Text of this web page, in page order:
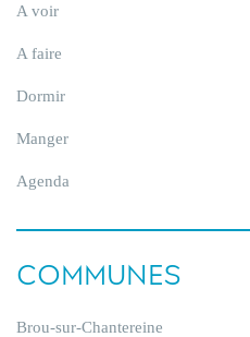
A voir
A faire
Dormir
Manger
Agenda
COMMUNES
Brou-sur-Chantereine